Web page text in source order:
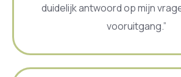
duidelijk antwoord op mijn
vooruitgang.”